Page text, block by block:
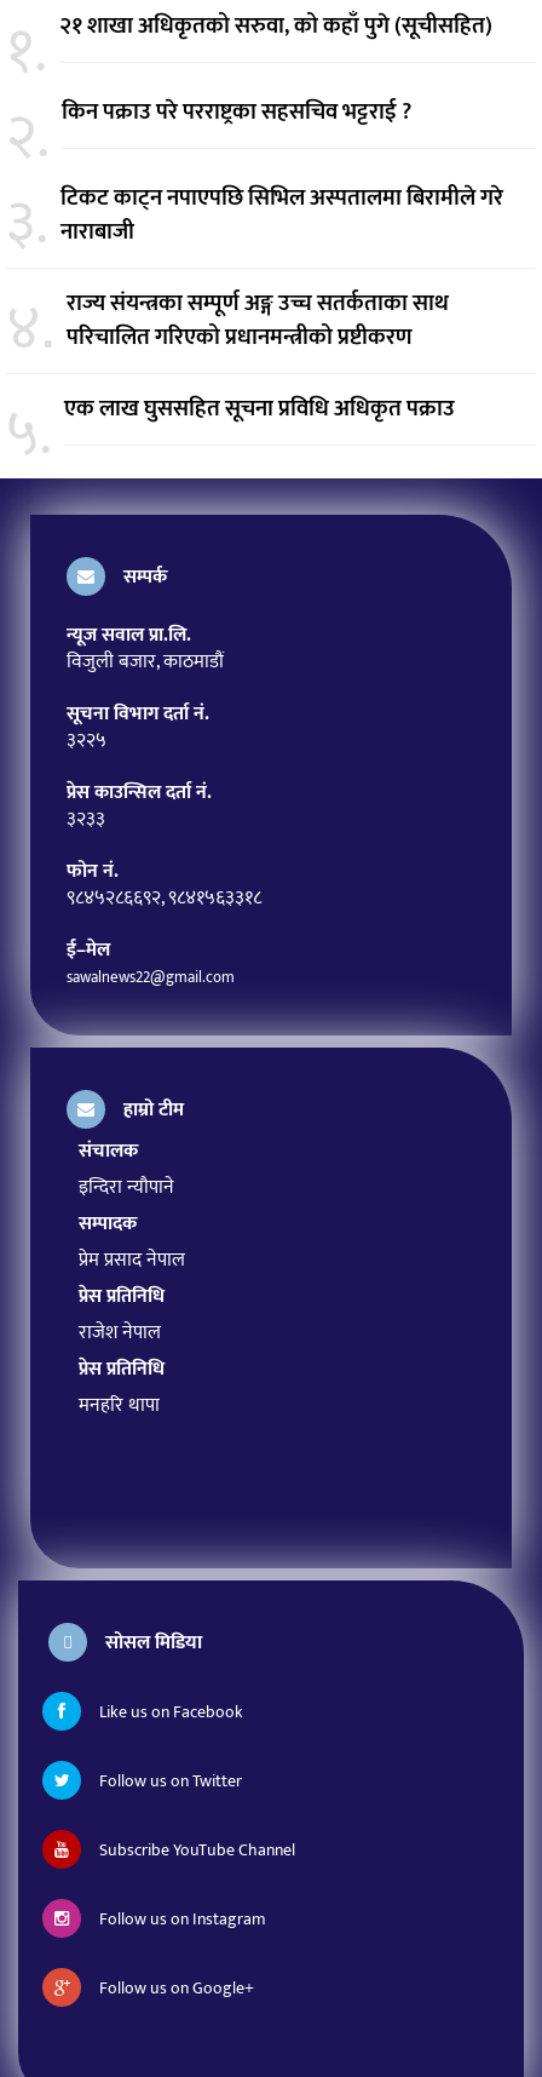
१. २१ शाखा अधिकृतको सरुवा, को कहाँ पुगे (सूचीसहित)
२. किन पक्राउ परे परराष्ट्रका सहसचिव भट्टराई ?
३. टिकट काट्न नपाएपछि सिभिल अस्पतालमा बिरामीले गरे
नाराबाजी
४. राज्य संयन्त्रका सम्पूर्ण अङ्ग उच्च सतर्कताका साथ
परिचालित गरिएको प्रधानमन्त्रीको प्रष्टीकरण
५. एक लाख घुससहित सूचना प्रविधि अधिकृत पक्राउ
सम्पर्क
न्यूज सवाल प्रा.लि.
विजुली बजार, काठमाडौं
सूचना विभाग दर्ता नं.
३२२५
प्रेस काउन्सिल दर्ता नं.
३२३३
फोन नं.
९८४५२८६६९२, ९८४१५६३३१८
ई–मेल
sawalnews22@gmail.com
हाम्रो टीम
संचालक
इन्दिरा न्यौपाने
सम्पादक
प्रेम प्रसाद नेपाल
प्रेस प्रतिनिधि
राजेश नेपाल
प्रेस प्रतिनिधि
मनहरि थापा
सोसल मिडिया
Like us on Facebook
Follow us on Twitter
Subscribe YouTube Channel
Follow us on Instagram
Follow us on Google+